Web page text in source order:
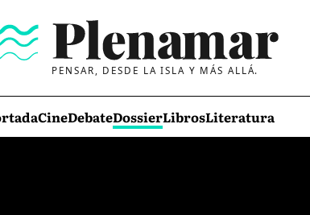
PENSAR, DESDE LA ISLA Y MÁS ALLÁ.
CineDebateDossierLibrosLiteratura